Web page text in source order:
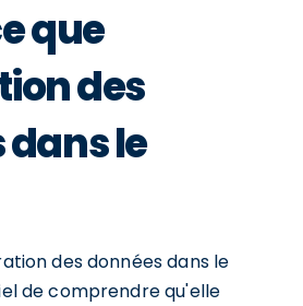
que
des
le
des données dans le
de comprendre qu'elle